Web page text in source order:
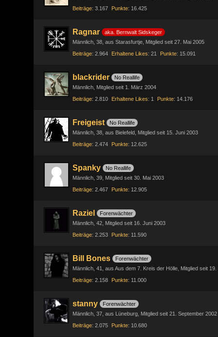
Beiträge 3.167 Punkte 16.425
Ragnar
aka. Bernwalt Sidskeger
Männlich 38 aus Starasfurtje
Mitglied seit 27. Mai 2005
Beiträge 2.964 Erhaltene Likes 21 Punkte 15.091
blackrider
No Reallife
Männlich
Mitglied seit 1. März 2004
Beiträge 2.810 Erhaltene Likes 1 Punkte 14.176
Freigeist
No Reallife
Männlich 38 aus Bielefeld
Mitglied seit 15. Juni 2003
Beiträge 2.474 Punkte 12.625
Spanky
No Reallife
Männlich 39
Mitglied seit 30. Mai 2003
Beiträge 2.467 Punkte 12.905
Raziel
Forenwächter
Männlich 42
Mitglied seit 16. Juni 2003
Beiträge 2.253 Punkte 11.590
Bill Bones
Forenwächter
Männlich 41 aus Aus dem 7. Kreis der Hölle
Mitglied seit
Beiträge 2.158 Punkte 11.000
stanny
Forenwächter
Männlich 37 aus Lüneburg
Mitglied seit 21. September 2002
Beiträge 2.075 Punkte 10.680